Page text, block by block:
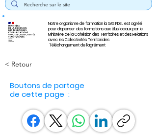
Notre organisme de formation la SAS FDEL est agréé
pour dispenser des formations aux élus locaux par le
Ministère de la Cohésion des Territoires et des Relations
avec les Collectivités Territoriales
Téléchargement de l'agrément
< Retour
Boutons de partage
de cette page :